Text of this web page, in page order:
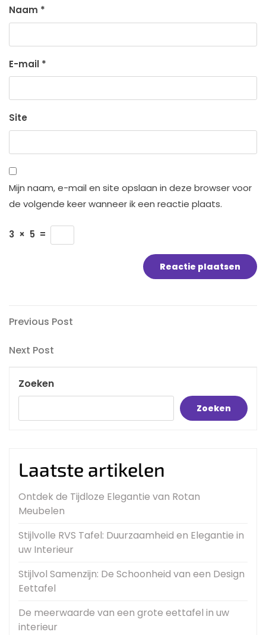
Naam *
E-mail *
Site
Mijn naam, e-mail en site opslaan in deze browser voor
de volgende keer wanneer ik een reactie plaats.
3 × 5 =
Bericht
navigatie
Previous
Previous Post
Next
Next Post
Zoeken
Zoeken
Laatste artikelen
Ontdek de Tijdloze Elegantie van Rotan
Meubelen
Stijlvolle RVS Tafel: Duurzaamheid en Elegantie in
uw Interieur
Stijlvol Samenzijn: De Schoonheid van een Design
Eettafel
De meerwaarde van een grote eettafel in uw
interieur